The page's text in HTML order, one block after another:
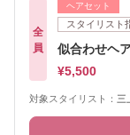
全
員
ヘアセット
スタイリスト
似合わせヘ
¥5,500
対象スタイリスト： 三